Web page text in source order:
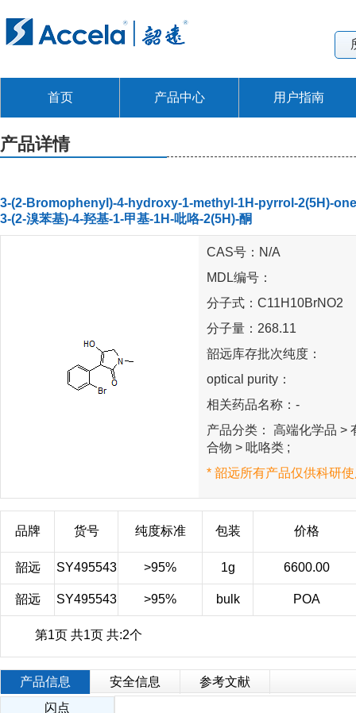
首页 产品中心 用户指南
产品详情
3-(2-Bromophenyl)-4-hydroxy-1-methyl-1H-pyrrol-2(5H)-one
3-(2-溴苯基)-4-羟基-1-甲基-1H-吡咯-2(5H)-酮
CAS号：N/A
MDL编号：
分子式：C11H10BrNO2
分子量：268.11
韶远库存批次纯度：
optical purity：
相关药品名称：-
产品分类： 高端化学品 >
合物 > 吡咯类 ;
* 韶远所有产品仅供科研
品牌 货号 纯度标准 包装 价格
韶远 SY495543 >95% 1g 6600.00
韶远 SY495543 >95% bulk POA
第1页 共1页 共:2个
产品信息 安全信息
参考文献
闪点